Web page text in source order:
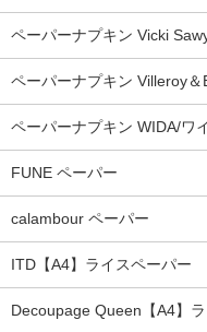
ペーパーナプキン Vicki
ペーパーナプキン Villeroy
ペーパーナプキン WIDA/ワ
FUNE ペーパー
calambour ペーパー
ITD【A4】ライスペーパー
Decoupage Queen【A4】